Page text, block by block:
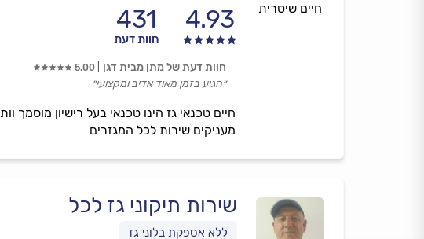
חיים שיטרית 4.93
431
חוות דעת
חיים טכנאי גז הינו טכנאי בעל רישיון מוסמך
מעניקים שירות לכל המגזרים
חוות דעת של מתן מבית דגן 5.00
״הגיע בזמן מאוד אדיב ומקצועי״
שירות תיקוני גז לכל